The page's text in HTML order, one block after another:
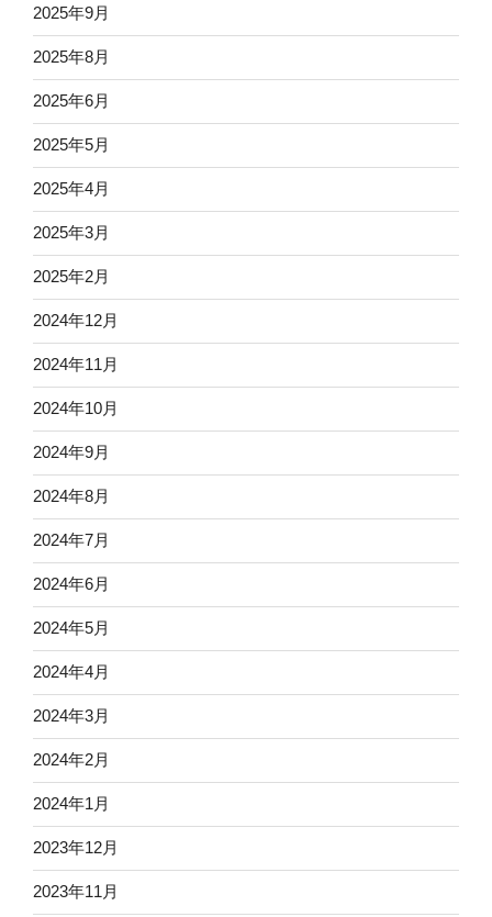
2025年9月
2025年8月
2025年6月
2025年5月
2025年4月
2025年3月
2025年2月
2024年12月
2024年11月
2024年10月
2024年9月
2024年8月
2024年7月
2024年6月
2024年5月
2024年4月
2024年3月
2024年2月
2024年1月
2023年12月
2023年11月